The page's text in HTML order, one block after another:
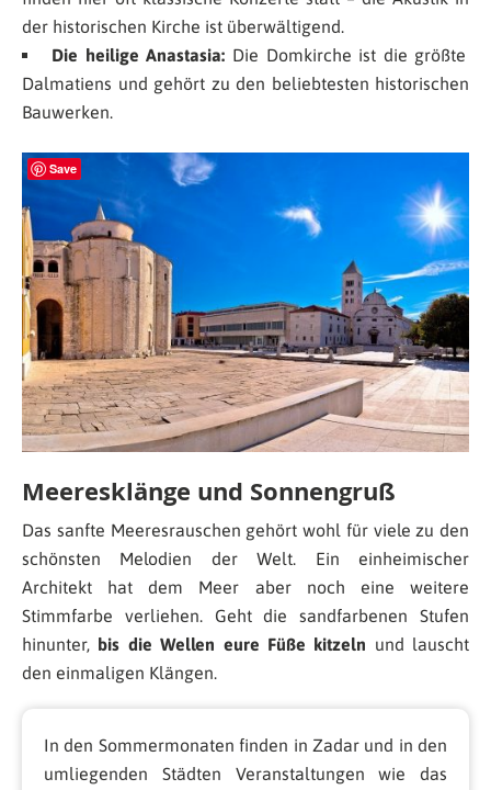
der historischen Kirche ist überwältigend.
Die heilige Anastasia: Die Domkirche ist die größte
Dalmatiens und gehört zu den beliebtesten historischen
Bauwerken.
Save
Meeresklänge und Sonnengruß
Das sanfte Meeresrauschen gehört wohl für viele zu den
schönsten Melodien der Welt. Ein einheimischer
Architekt hat dem Meer aber noch eine weitere
Stimmfarbe verliehen. Geht die sandfarbenen Stufen
hinunter, bis die Wellen eure Füße kitzeln und lauscht
den einmaligen Klängen.
In den Sommermonaten finden in Zadar und in den
umliegenden Städten Veranstaltungen wie das